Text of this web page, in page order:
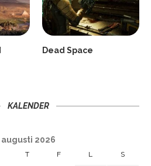
Dead Space
KALENDER
augusti 2026
T F L S